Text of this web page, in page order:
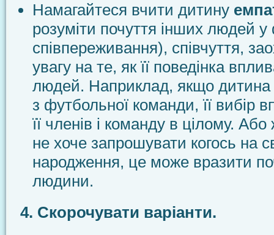
Намагайтеся вчити дитину
розуміти почуття інших людей у
співпереживання), співчуття,
увагу на те, як її поведінка
людей. Наприклад, якщо дитина
з футбольної команди, її вибір
її членів і команду в цілому.
не хоче запрошувати когось на
народження, це може вразити
людини.
4. Скорочувати варіанти.